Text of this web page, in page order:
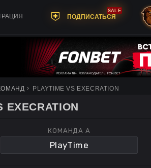
ПОДПИСАТЬСЯ
SALE
PLAYTIME VS EXECRATION
EXECRATION
КОМАНДА A